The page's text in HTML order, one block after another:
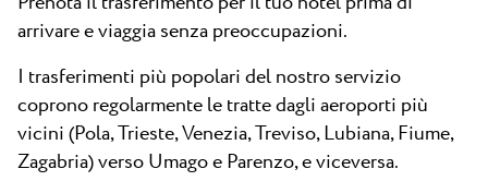
arrivare e viaggia senza preoccupazioni.
I trasferimenti più popolari del nostro servizio
coprono regolarmente le tratte dagli aeroporti più
vicini (Pola, Trieste, Venezia, Treviso, Lubiana, Fiume,
Zagabria) verso Umago e Parenzo, e viceversa.